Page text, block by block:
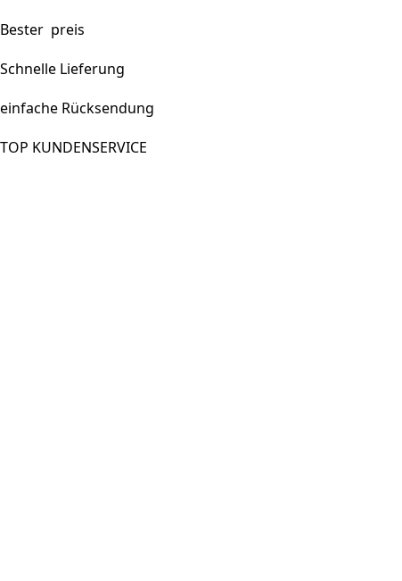
Bester preis
Schnelle Lieferung
einfache Rücksendung
TOP KUNDENSERVICE